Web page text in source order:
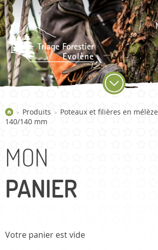
> Produits > Poteaux et filières en mélèze
140/140 mm
MON
PANIER
Votre panier est vide